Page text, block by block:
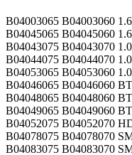
B04003065 B04003060
B04045065 B04045060
B04043075 B04043070
B04044075 B04044070
B04053065 B04053060
B04046065 B04046060
B04048065 B04048060
B04049065 B04049060
B04052075 B04052070
B04078075 B04078070
B04083075 B04083070